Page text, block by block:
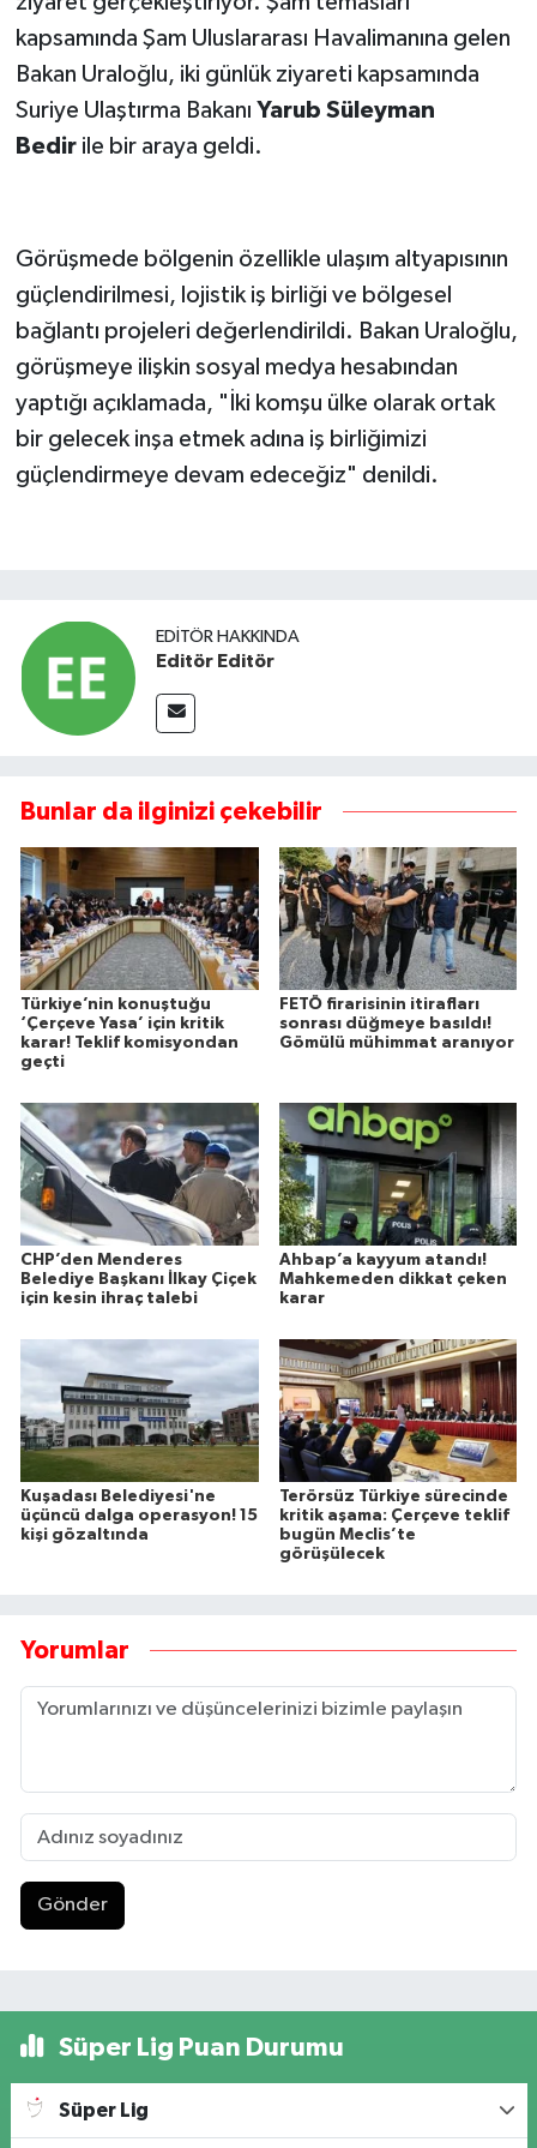
kapsamında Şam Uluslararası Havalimanına gelen
Bakan Uraloğlu, iki günlük ziyareti kapsamında
Suriye Ulaştırma Bakanı Yarub Süleyman
Bedirile bir araya geldi.
Görüşmede bölgenin özellikle ulaşım altyapısının
güçlendirilmesi, lojistik iş birliği ve bölgesel
bağlantı projeleri değerlendirildi. Bakan Uraloğlu,
görüşmeye ilişkin sosyal medya hesabından
yaptığı açıklamada, "İki komşu ülke olarak ortak
bir gelecek inşa etmek adına iş birliğimizi
güçlendirmeye devam edeceğiz" denildi.
EDITÖR HAKKINDA
Editör Editör
Bunlar da ilginizi çekebilir
Türkiye’nin konuştuğu
‘Çerçeve Yasa’ için kritik
karar! Teklif komisyondan
geçti
FETÖ firarisinin itirafları
sonrası düğmeye basıldı!
Gömülü mühimmat aranıyor
CHP’den Menderes
Belediye Başkanı İlkay Çiçek
için kesin ihraç talebi
Ahbap’a kayyum atandı!
Mahkemeden dikkat çeken
karar
Kuşadası Belediyesi'ne
üçüncü dalga operasyon! 15
kişi gözaltında
Terörsüz Türkiye sürecinde
kritik aşama: Çerçeve teklif
bugün Meclis’te
görüşülecek
Yorumlar
Gönder
Süper Lig Puan Durumu
Süper Lig